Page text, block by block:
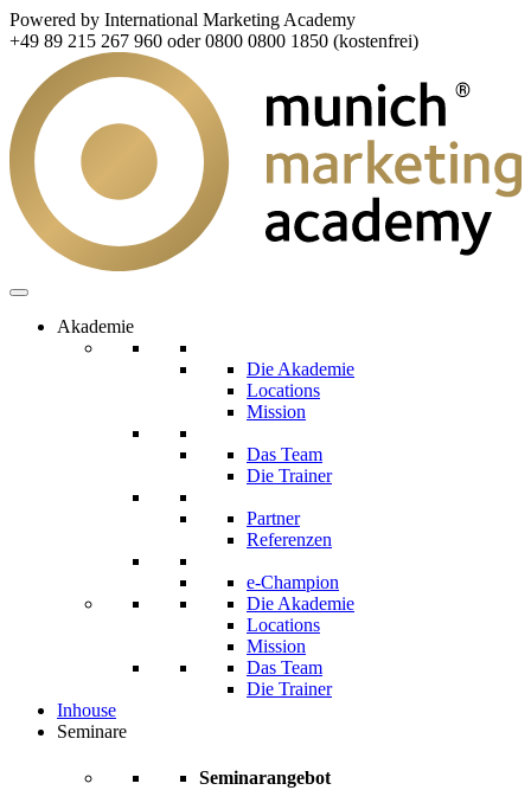
Powered by International Marketing Academy
+49 89 215 267 960 oder 0800 0800 1850 (kostenfrei)
Akademie
Die Akademie
Locations
Mission
Das Team
Die Trainer
Partner
Referenzen
e-Champion
Die Akademie
Locations
Mission
Das Team
Die Trainer
Inhouse
Seminare
Seminarangebot